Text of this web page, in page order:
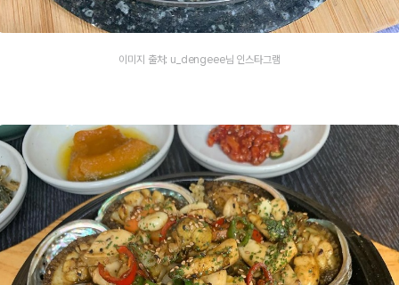
이미지 출처: u_dengeee님 인스타그램